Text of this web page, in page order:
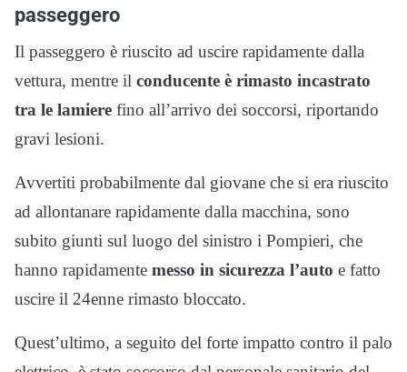
passeggero
Il passeggero è riuscito ad uscire rapidamente dalla
vettura, mentre il conducente è rimasto incastrato
tra le lamiere fino all’arrivo dei soccorsi, riportando
gravi lesioni.
Avvertiti probabilmente dal giovane che si era riuscito
ad allontanare rapidamente dalla macchina, sono
subito giunti sul luogo del sinistro i Pompieri, che
hanno rapidamente messo in sicurezza l’auto e fatto
uscire il 24enne rimasto bloccato.
Quest’ultimo, a seguito del forte impatto contro il palo